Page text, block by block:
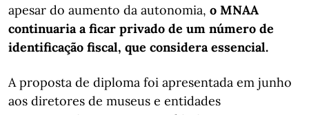
apesar do aumento da autonomia, o MNAA
continuaria a ficar privado de um número de
identificação fiscal, que considera essencial.
A proposta de diploma foi apresentada em junho
aos diretores de museus e entidades